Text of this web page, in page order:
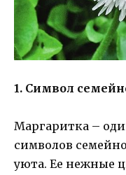
1. Символ
Маргаритка –
символов
уюта. Ее нежные